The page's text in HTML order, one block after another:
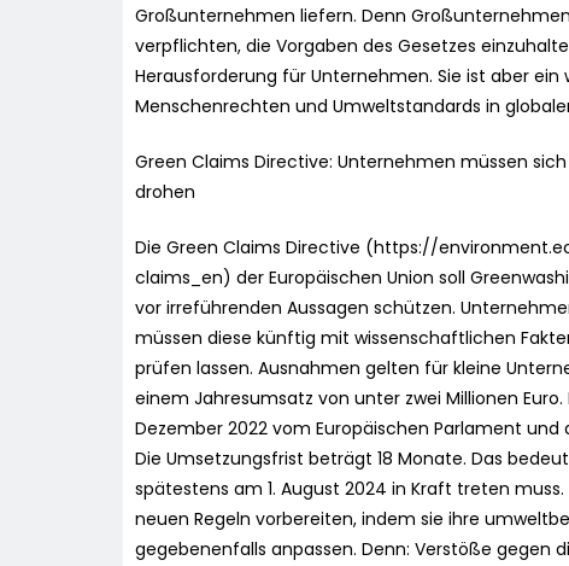
Großunternehmen liefern. Denn
verpflichten, die Vorgaben des Gesetzes
Herausforderung für Unternehmen. Sie ist aber
Menschenrechten und Umweltstandards in
Green Claims Directive: Unternehmen müssen
drohen
Die Green Claims Directive (https://
claims_en) der Europäischen Union soll
vor irreführenden Aussagen schützen.
müssen diese künftig mit wissenschaftlichen
prüfen lassen. Ausnahmen gelten für kleine
einem Jahresumsatz von unter zwei Millionen
Dezember 2022 vom Europäischen Parlament
Die Umsetzungsfrist beträgt 18 Monate. Das
spätestens am 1. August 2024 in Kraft treten
neuen Regeln vorbereiten, indem sie ihre
gegebenenfalls anpassen. Denn: Verstöße gegen